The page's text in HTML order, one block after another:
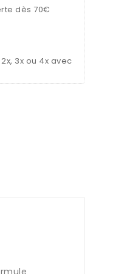
dès 70€
3x ou 4x avec